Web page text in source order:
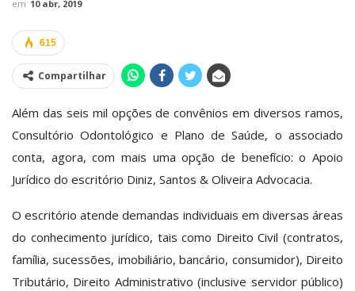
em 10 abr, 2019
615
Compartilhar
Além das seis mil opções de convênios em diversos ramos,
Consultório Odontológico e Plano de Saúde, o associado
conta, agora, com mais uma opção de benefício: o Apoio
Jurídico do escritório Diniz, Santos & Oliveira Advocacia.
O escritório atende demandas individuais em diversas áreas
do conhecimento jurídico, tais como Direito Civil (contratos,
família, sucessões, imobiliário, bancário, consumidor), Direito
Tributário, Direito Administrativo (inclusive servidor público)